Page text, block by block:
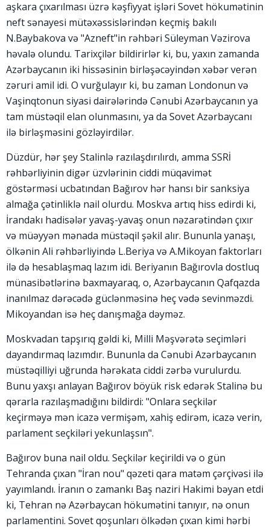
aşkara çıxarılması üzrə kəşfiyyat işləri Sovet hökumətinin
neft sənayesi mütəxəssislərindən keçmiş bakılı
N.Baybakova və "Azneft"in rəhbəri Süleyman Vəzirova
həvalə olundu. Tarixçilər bildirirlər ki, bu, yaxın zamanda
Azərbaycanın iki hissəsinin birləşəcəyindən xəbər verən
zəruri amil idi. O vurğulayır ki, bu zaman Londonun və
Vaşinqtonun siyasi dairələrində Cənubi Azərbaycanın ya
tam müstəqil elan olunmasını, ya da Sovet Azərbaycanı
ilə birləşməsini gözləyirdilər.
Düzdür, hər şey Stalinlə razılaşdırılırdı, amma SSRİ
rəhbərliyinin digər üzvlərinin ciddi müqavimət
göstərməsi ucbatından Bağırov hər hansı bir sanksiya
almağa çətinliklə nail olurdu. Moskva artıq hiss edirdi ki,
İrandakı hadisələr yavaş-yavaş onun nəzarətindən çıxır
və müəyyən mənada müstəqil şəkil alır. Bununla yanaşı,
ölkənin Ali rəhbərliyində L.Beriya və A.Mikoyan faktorları
ilə də hesablaşmaq lazım idi. Beriyanın Bağırovla dostluq
münasibətlərinə baxmayaraq, o, Azərbaycanın Qafqazda
inanılmaz dərəcədə güclənməsinə heç vədə sevinməzdi.
Mikoyandan isə heç danışmağa dəyməz.
Moskvadan tapşırıq gəldi ki, Milli Məşvərətə seçimləri
dayandırmaq lazımdır. Bununla da Cənubi Azərbaycanın
müstəqilliyi uğrunda hərəkata ciddi zərbə vurulurdu.
Bunu yaxşı anlayan Bağırov böyük risk edərək Stalinə bu
qərarla razılaşmadığını bildirdi: "Onlara seçkilər
keçirməyə mən icazə vermişəm, xahiş edirəm, icazə verin,
parlament seçkiləri yekunlaşsın".
Bağırov buna nail oldu. Seçkilər keçirildi və o gün
Tehranda çıxan "İran nou" qəzeti qara matəm çərçivəsi ilə
yayımlandı. İranın o zamankı Baş naziri Hakimi bəyan etdi
ki, Tehran nə Azərbaycan hökumətini tanıyır, nə onun
parlamentini. Sovet qoşunları ölkədən çıxan kimi hərbi